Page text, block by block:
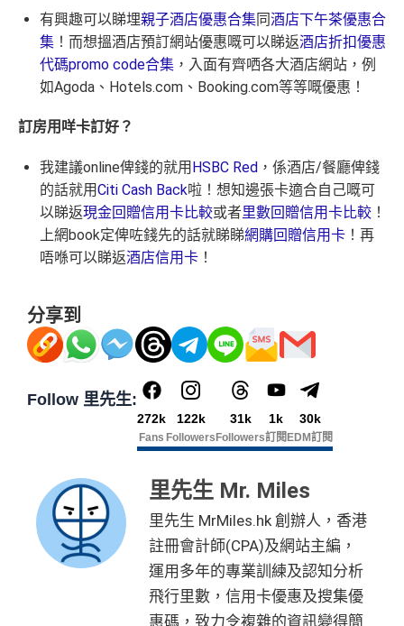
有興趣可以睇埋親子酒店優惠合集同酒店下午茶優惠合
集 ！而想搵酒店預訂網站優惠嘅可以睇返酒店折扣優惠
代碼promo code合集 ，入面有齊哂各大酒店網站，例
如Agoda 、 Hotels.com 、 Booking.com等等嘅優惠！
訂房用咩卡訂好？
我建議online俾錢的就用 HSBC Red ，係酒店/餐廳俾錢
的話就用Citi Cash Back啦！想知邊張卡適合自己嘅可
以睇返現金回贈信用卡比較或者里數回贈信用卡比較 ！
上網book定俾咗錢先的話就睇睇網購回贈信用卡 ！再
唔喺可以睇返酒店信用卡 ！
分享到
Follow 里先生:
272k
Fans
122k
Followers
31k
Followers
1k
訂閱
30k
EDM訂閱
里先生 Mr. Miles
里先生 MrMiles.hk 創辦人，香港
註冊會計師(CPA)及網站主編，
運用多年的專業訓練及認知分析
飛行里數，信用卡優惠及搜集優
惠碼，致力令複雜的資訊變得簡